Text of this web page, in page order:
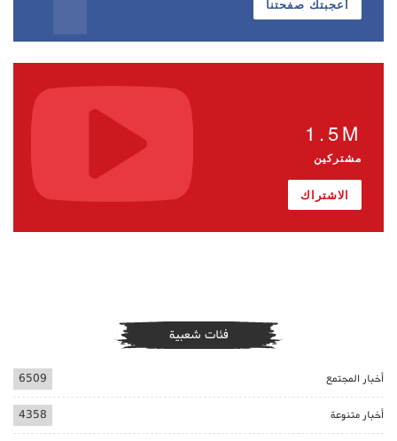
أعجبتك صفحتنا
1.5M
مشتركين
الاشتراك
فئات شعبية
أخبار المجتمع 6509
أخبار متنوعة 4358